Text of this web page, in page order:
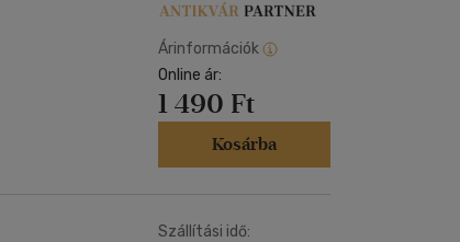
Árinformációk
Online ár:
1 490 Ft
Kosárba
Szállítási idő: